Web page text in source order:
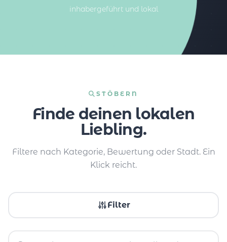
inhabergeführt und lokal
STÖBERN
Finde deinen lokalen
Liebling.
Filtere nach Kategorie, Bewertung oder Stadt. Ein
Klick reicht.
Filter